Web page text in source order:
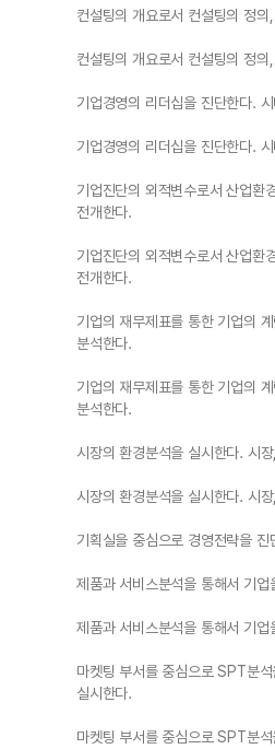
컨설팅의 개요로서 컨설팅의 정
컨설팅의 개요로서 컨설팅의 정
기업경영의 리더십을 진단한다.
기업경영의 리더십을 진단한다.
기업진단의 외적변수로서 산업
전개한다.
기업진단의 외적변수로서 산업
전개한다.
기업의 재무제표를 통한 기업의
분석한다.
기업의 재무제표를 통한 기업의
분석한다.
시장의 환경분석을 실시한다. 시
시장의 환경분석을 실시한다. 시
기획실을 중심으로 경영전략을
제품과 서비스분석을 통해서 기
제품과 서비스분석을 통해서 기
마켓팅 부서를 중심으로 SPT분
실시한다.
마켓팅 부서를 중심으로 SPT분